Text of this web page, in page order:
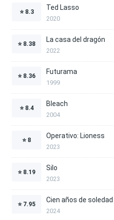
⭐ 8.3
Ted Lasso
2020
⭐ 8.38
La casa del dragón
2022
⭐ 8.36
Futurama
1999
⭐ 8.4
Bleach
2004
⭐ 8
Operativo: Lioness
2023
⭐ 8.19
Silo
2023
⭐ 7.95
Cien años de soledad
2024